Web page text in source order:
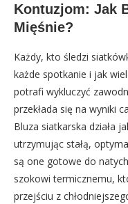
Kontuzjom: Jak
Mięśnie?
Każdy, kto śledzi
każde spotkanie i jak
potrafi wykluczyć
przekłada się na wyniki
Bluza siatkarska działa
utrzymując stałą,
są one gotowe do
szokowi termicznemu,
przejściu z